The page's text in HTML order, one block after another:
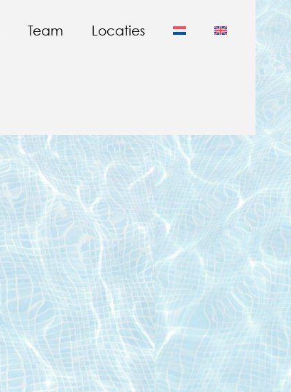
Team Locaties